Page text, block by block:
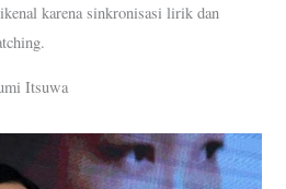
karena sinkronisasi lirik dan
Itsuwa